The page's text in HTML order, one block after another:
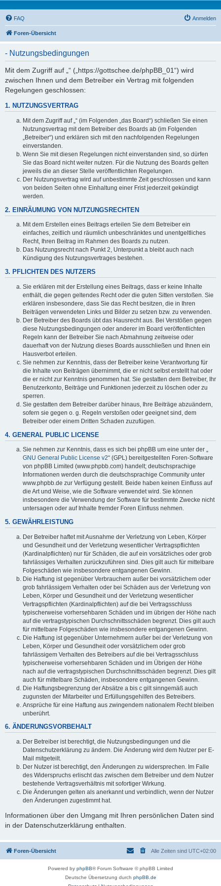
FAQ Anmelden
Foren-Übersicht
- Nutzungsbedingungen
Mit dem Zugriff auf „“ („https://gottschee.de/phpBB_01“) wird
zwischen Ihnen und dem Betreiber ein Vertrag mit folgenden
Regelungen geschlossen:
1. NUTZUNGSVERTRAG
Mit dem Zugriff auf „“ (im Folgenden „das Board“) schließen Sie einen
Nutzungsvertrag mit dem Betreiber des Boards ab (im Folgenden
„Betreiber“) und erklären sich mit den nachfolgenden Regelungen
einverstanden.
Wenn Sie mit diesen Regelungen nicht einverstanden sind, so dürfen
Sie das Board nicht weiter nutzen. Für die Nutzung des Boards gelten
jeweils die an dieser Stelle veröffentlichten Regelungen.
Der Nutzungsvertrag wird auf unbestimmte Zeit geschlossen und kann
von beiden Seiten ohne Einhaltung einer Frist jederzeit gekündigt
werden.
2. EINRÄUMUNG VON NUTZUNGSRECHTEN
Mit dem Erstellen eines Beitrags erteilen Sie dem Betreiber ein
einfaches, zeitlich und räumlich unbeschränktes und unentgeltliches
Recht, Ihren Beitrag im Rahmen des Boards zu nutzen.
Das Nutzungsrecht nach Punkt 2, Unterpunkt a bleibt auch nach
Kündigung des Nutzungsvertrages bestehen.
3. PFLICHTEN DES NUTZERS
Sie erklären mit der Erstellung eines Beitrags, dass er keine Inhalte
enthält, die gegen geltendes Recht oder die guten Sitten verstoßen. Sie
erklären insbesondere, dass Sie das Recht besitzen, die in Ihren
Beiträgen verwendeten Links und Bilder zu setzen bzw. zu verwenden.
Der Betreiber des Boards übt das Hausrecht aus. Bei Verstößen gegen
diese Nutzungsbedingungen oder anderer im Board veröffentlichten
Regeln kann der Betreiber Sie nach Abmahnung zeitweise oder
dauerhaft von der Nutzung dieses Boards ausschließen und Ihnen ein
Hausverbot erteilen.
Sie nehmen zur Kenntnis, dass der Betreiber keine Verantwortung für
die Inhalte von Beiträgen übernimmt, die er nicht selbst erstellt hat oder
die er nicht zur Kenntnis genommen hat. Sie gestatten dem Betreiber, Ihr
Benutzerkonto, Beiträge und Funktionen jederzeit zu löschen oder zu
sperren.
Sie gestatten dem Betreiber darüber hinaus, Ihre Beiträge abzuändern,
sofern sie gegen o. g. Regeln verstoßen oder geeignet sind, dem
Betreiber oder einem Dritten Schaden zuzufügen.
4. GENERAL PUBLIC LICENSE
Sie nehmen zur Kenntnis, dass es sich bei phpBB um eine unter der „
GNU General Public License v2“ (GPL) bereitgestellten Foren-Software
von phpBB Limited (www.phpbb.com) handelt; deutschsprachige
Informationen werden durch die deutschsprachige Community unter
www.phpbb.de zur Verfügung gestellt. Beide haben keinen Einfluss auf
die Art und Weise, wie die Software verwendet wird. Sie können
insbesondere die Verwendung der Software für bestimmte Zwecke nicht
untersagen oder auf Inhalte fremder Foren Einfluss nehmen.
5. GEWÄHRLEISTUNG
Der Betreiber haftet mit Ausnahme der Verletzung von Leben, Körper
und Gesundheit und der Verletzung wesentlicher Vertragspflichten
(Kardinalpflichten) nur für Schäden, die auf ein vorsätzliches oder grob
fahrlässiges Verhalten zurückzuführen sind. Dies gilt auch für mittelbare
Folgeschäden wie insbesondere entgangenen Gewinn.
Die Haftung ist gegenüber Verbrauchern außer bei vorsätzlichem oder
grob fahrlässigem Verhalten oder bei Schäden aus der Verletzung von
Leben, Körper und Gesundheit und der Verletzung wesentlicher
Vertragspflichten (Kardinalpflichten) auf die bei Vertragsschluss
typischerweise vorhersehbaren Schäden und im übrigen der Höhe nach
auf die vertragstypischen Durchschnittsschäden begrenzt. Dies gilt auch
für mittelbare Folgeschäden wie insbesondere entgangenen Gewinn.
Die Haftung ist gegenüber Unternehmern außer bei der Verletzung von
Leben, Körper und Gesundheit oder vorsätzlichem oder grob
fahrlässigem Verhalten des Betreibers auf die bei Vertragsschluss
typischerweise vorhersehbaren Schäden und im Übrigen der Höhe
nach auf die vertragstypischen Durchschnittsschäden begrenzt. Dies gilt
auch für mittelbare Schäden, insbesondere entgangenen Gewinn.
Die Haftungsbegrenzung der Absätze a bis c gilt sinngemäß auch
zugunsten der Mitarbeiter und Erfüllungsgehilfen des Betreibers.
Ansprüche für eine Haftung aus zwingendem nationalem Recht bleiben
unberührt.
6. ÄNDERUNGSVORBEHALT
Der Betreiber ist berechtigt, die Nutzungsbedingungen und die
Datenschutzerklärung zu ändern. Die Änderung wird dem Nutzer per E-
Mail mitgeteilt.
Der Nutzer ist berechtigt, den Änderungen zu widersprechen. Im Falle
des Widerspruchs erlischt das zwischen dem Betreiber und dem Nutzer
bestehende Vertragsverhältnis mit sofortiger Wirkung.
Die Änderungen gelten als anerkannt und verbindlich, wenn der Nutzer
den Änderungen zugestimmt hat.
Informationen über den Umgang mit Ihren persönlichen Daten sind
in der Datenschutzerklärung enthalten.
Foren-Übersicht Alle Zeiten sind UTC+02:00
Powered by phpBB® Forum Software © phpBB Limited
Deutsche Übersetzung durch phpBB.de